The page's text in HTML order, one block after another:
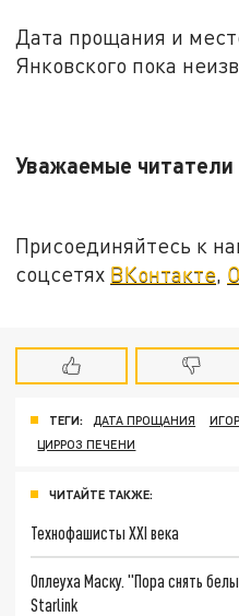
Дата прощания и
Янковского пока
Уважаемые
Присоединяйтесь к
соцсетях ВКонтакте
ТЕГИ: ДАТА ПРОЩАНИЯ
ЦИРРОЗ ПЕЧЕНИ
ЧИТАЙТЕ ТАКЖЕ:
Технофашисты XXI века
Оплеуха Маску. "Пора снять
Starlink